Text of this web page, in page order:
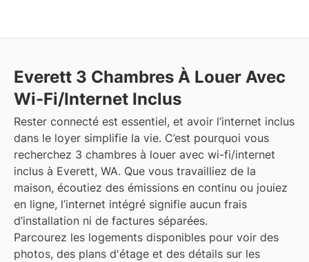
Everett 3 Chambres À Louer Avec
Wi-Fi/Internet Inclus
Rester connecté est essentiel, et avoir l’internet inclus
dans le loyer simplifie la vie. C’est pourquoi vous
recherchez 3 chambres à louer avec wi-fi/internet
inclus à Everett, WA. Que vous travailliez de la
maison, écoutiez des émissions en continu ou jouiez
en ligne, l’internet intégré signifie aucun frais
d’installation ni de factures séparées.
Parcourez les logements disponibles pour voir des
photos, des plans d'étage et des détails sur les